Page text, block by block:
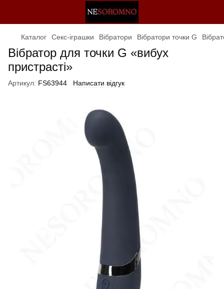
Каталог Секс-іграшки Вібратори Вібратори точки G
Вібратор для точки G «вибух
пристрасті»
Артикул: FS63944 Написати відгук